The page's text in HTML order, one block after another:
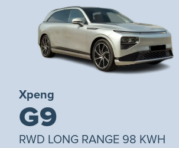
Xpeng
G9
RWD LONG RANGE 98 KWH